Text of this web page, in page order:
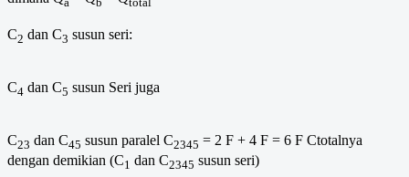
C2 dan C3 susun seri:
C4 dan C5 susun Seri juga
C23 dan C45 susun paralel C2345 = 2 F + 4 F = 6 F Ctotalnya
dengan demikian (C1 dan C2345 susun seri)